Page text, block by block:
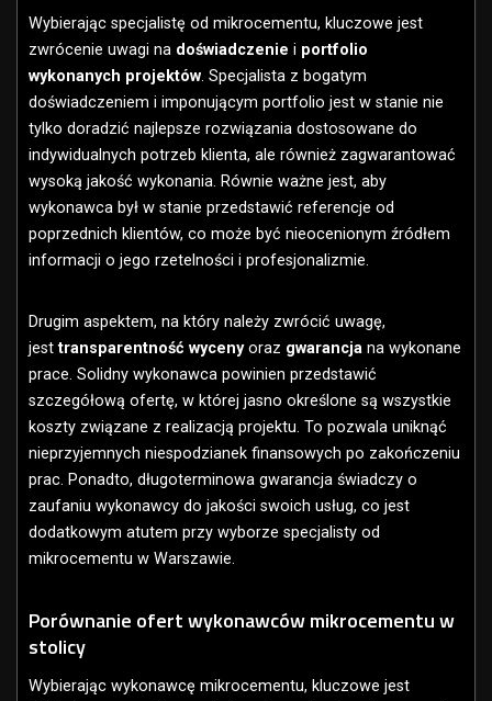
Wybierając specjalistę od mikrocementu, kluczowe jest
zwrócenie uwagi na doświadczenie i portfolio
wykonanych projektów. Specjalista z bogatym
doświadczeniem i imponującym portfolio jest w stanie nie
tylko doradzić najlepsze rozwiązania dostosowane do
indywidualnych potrzeb klienta, ale również zagwarantować
wysoką jakość wykonania. Równie ważne jest, aby
wykonawca był w stanie przedstawić referencje od
poprzednich klientów, co może być nieocenionym źródłem
informacji o jego rzetelności i profesjonalizmie.
Drugim aspektem, na który należy zwrócić uwagę,
jesttransparentność wycenyoraz gwarancja na wykonane
prace. Solidny wykonawca powinien przedstawić
szczegółową ofertę, w której jasno określone są wszystkie
koszty związane z realizacją projektu. To pozwala uniknąć
nieprzyjemnych niespodzianek finansowych po zakończeniu
prac. Ponadto, długoterminowa gwarancja świadczy o
zaufaniu wykonawcy do jakości swoich usług, co jest
dodatkowym atutem przy wyborze specjalisty od
mikrocementu w Warszawie.
Porównanie ofert wykonawców mikrocementu w
stolicy
Wybierając wykonawcę mikrocementu, kluczowe jest